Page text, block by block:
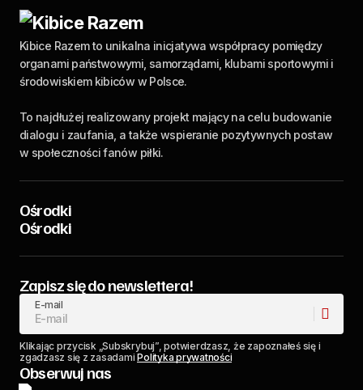
Kibice Razem to unikalna inicjatywa współpracy pomiędzy
organami państwowymi, samorządami, klubami sportowymi i
środowiskiem kibiców w Polsce.
To najdłużej realizowany projekt mający na celu budowanie
dialogu i zaufania, a także wspieranie pozytywnych postaw
w społeczności fanów piłki.
Ośrodki
Ośrodki
Zapisz się do newslettera!
E-mail
Klikając przycisk „Subskrybuj”, potwierdzasz, że zapoznałeś się i
zgadzasz się z zasadamiPolityka prywatności
Obserwuj nas